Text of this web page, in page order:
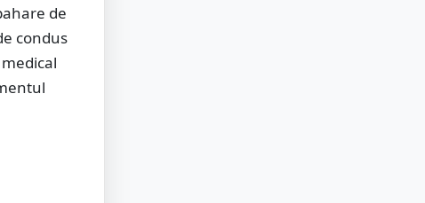
de
condus